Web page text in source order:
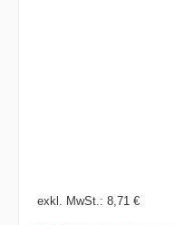
exkl. MwSt.: 8,71 €